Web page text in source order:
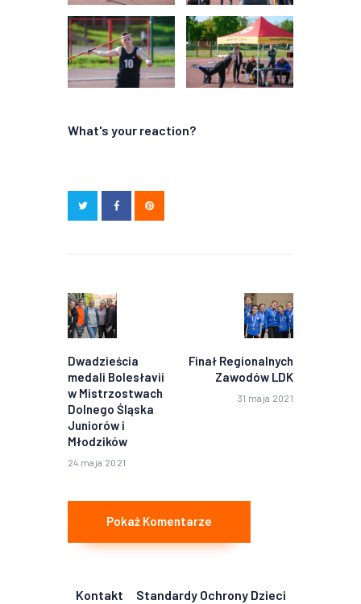
What's your reaction?
Poprzedni
Dwadzieścia
medali Bolesłavii
w Mistrzostwach
Dolnego Śląska
Juniorów i
Młodzików
24 maja 2021
Finał Regionalnych
Zawodów LDK
31 maja 2021
Pokaż Komentarze
Kontakt Standardy Ochrony Dzieci